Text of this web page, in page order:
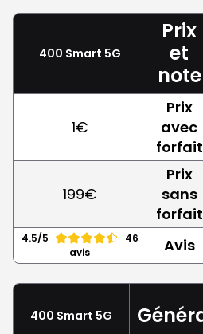
400 Smart 5G
Prix
et
note
1€
Prix
avec
forfait
199€
Prix
sans
forfait
4.5/5
46
avis
Avis
400 Smart 5G